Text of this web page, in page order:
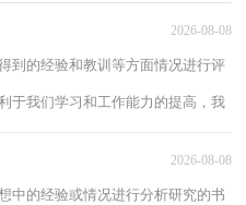
2026-08-08
到的经验和教训等方面情况进行评
于我们学习和工作能力的提高，我
2026-08-08
中的经验或情况进行分析研究的书